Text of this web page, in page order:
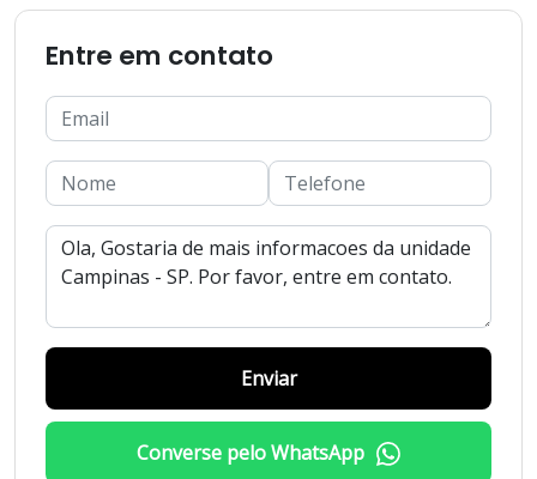
Entre em contato
Enviar
Converse pelo WhatsApp